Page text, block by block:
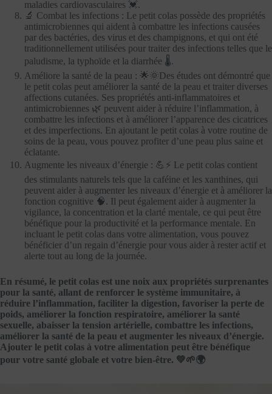
maladies cardiovasculaires 💓.
🔬 Combat les infections : Le petit colas possède des propriétés
antimicrobiennes qui aident à combattre les infections causées
par des bactéries, des virus et des champignons, et qui ont été
traditionnellement utilisées pour traiter des infections telles que le
paludisme, la typhoïde et la diarrhée 🌡️.
Améliore la santé de la peau : 🌟🌞Des études ont démontré que
le petit colas peut améliorer la santé de la peau et traiter diverses
affections cutanées. Ses propriétés anti-inflammatoires et
antimicrobiennes 🌿 peuvent aider à réduire l’inflammation, à
combattre les infections et à améliorer l’apparence des cicatrices
et des imperfections. En ajoutant le petit colas à votre routine de
soins de la peau, vous pouvez profiter d’une peau plus saine et
éclatante.
Augmente les niveaux d’énergie : 💪⚡ Le petit colas contient
des stimulants naturels tels que la caféine et les xanthines, qui
peuvent aider à augmenter les niveaux d’énergie et à améliorer la
fonction cognitive 🧠. Il peut également aider à augmenter la
vigilance, la concentration et la clarté mentale, ce qui peut être
bénéfique pour la productivité et la performance mentale. En
incluant le petit colas dans votre alimentation, vous pouvez
bénéficier d’un regain d’énergie pour vous aider à rester actif et
alerte tout au long de la journée.
En résumé, le petit colas est une noix aux propriétés surprenantes
pour la santé, allant de renforcer le système immunitaire, à
réduire l’inflammation, faciliter la digestion, favoriser la perte de
poids, améliorer la fonction respiratoire, améliorer la santé
sexuelle, abaisser la tension artérielle, combattre les infections,
améliorer la santé de la peau et augmenter les niveaux d’énergie.
Ajouter le petit colas à votre alimentation peut être bénéfique
pour votre santé globale et votre bien-être. 💚🌱🌍